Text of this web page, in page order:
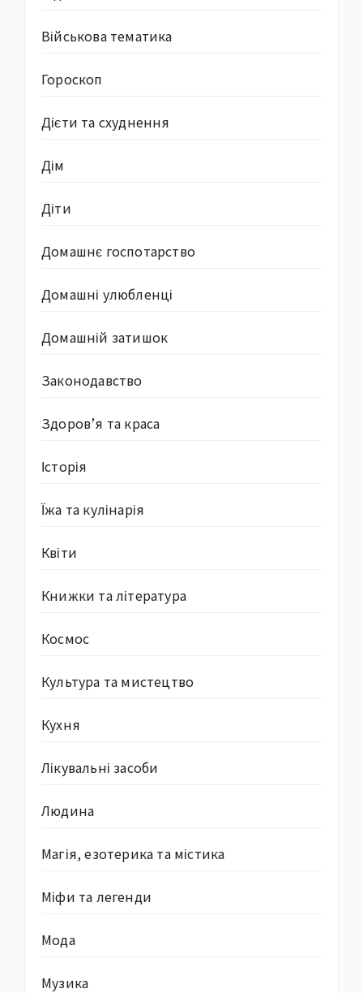
Військова тематика
Гороскоп
Дієти та схуднення
Дім
Діти
Домашнє госпотарство
Домашні улюбленці
Домашній затишок
Законодавство
Здоров’я та краса
Історія
Їжа та кулінарія
Квіти
Книжки та література
Космос
Культура та мистецтво
Кухня
Лікувальні засоби
Людина
Магія, езотерика та містика
Міфи та легенди
Мода
Музика